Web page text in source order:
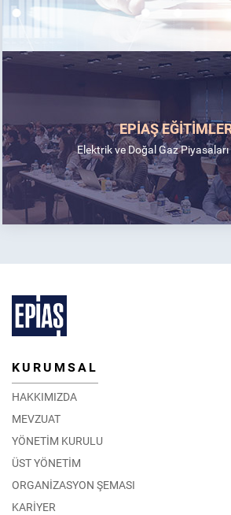
EPİAŞ
Elektrik ve Doğal Gaz
KURUMSAL
HAKKIMIZDA
MEVZUAT
YÖNETİM KURULU
ÜST YÖNETİM
ORGANİZASYON ŞEMASI
KARİYER